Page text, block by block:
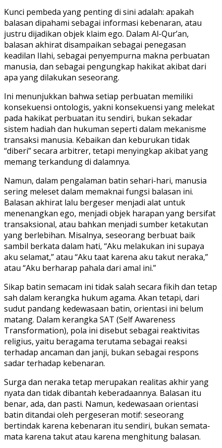
Kunci pembeda yang penting di sini adalah: apakah
balasan dipahami sebagai informasi kebenaran, atau
justru dijadikan objek klaim ego. Dalam Al-Qur’an,
balasan akhirat disampaikan sebagai penegasan
keadilan Ilahi, sebagai penyempurna makna perbuatan
manusia, dan sebagai pengungkap hakikat akibat dari
apa yang dilakukan seseorang.
Ini menunjukkan bahwa setiap perbuatan memiliki
konsekuensi ontologis, yakni konsekuensi yang melekat
pada hakikat perbuatan itu sendiri, bukan sekadar
sistem hadiah dan hukuman seperti dalam mekanisme
transaksi manusia. Kebaikan dan keburukan tidak
“diberi” secara arbitrer, tetapi menyingkap akibat yang
memang terkandung di dalamnya.
Namun, dalam pengalaman batin sehari-hari, manusia
sering meleset dalam memaknai fungsi balasan ini.
Balasan akhirat lalu bergeser menjadi alat untuk
menenangkan ego, menjadi objek harapan yang bersifat
transaksional, atau bahkan menjadi sumber ketakutan
yang berlebihan. Misalnya, seseorang berbuat baik
sambil berkata dalam hati, “Aku melakukan ini supaya
aku selamat,” atau “Aku taat karena aku takut neraka,”
atau “Aku berharap pahala dari amal ini.”
Sikap batin semacam ini tidak salah secara fikih dan tetap
sah dalam kerangka hukum agama. Akan tetapi, dari
sudut pandang kedewasaan batin, orientasi ini belum
matang. Dalam kerangka SAT (Self Awareness
Transformation), pola ini disebut sebagai reaktivitas
religius, yaitu beragama terutama sebagai reaksi
terhadap ancaman dan janji, bukan sebagai respons
sadar terhadap kebenaran.
Surga dan neraka tetap merupakan realitas akhir yang
nyata dan tidak dibantah keberadaannya. Balasan itu
benar, ada, dan pasti. Namun, kedewasaan orientasi
batin ditandai oleh pergeseran motif: seseorang
bertindak karena kebenaran itu sendiri, bukan semata-
mata karena takut atau karena menghitung balasan.